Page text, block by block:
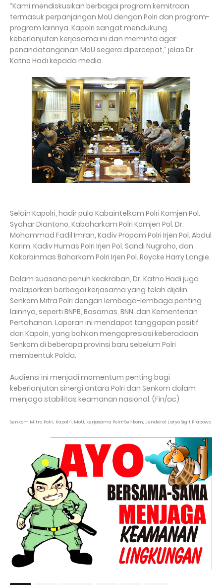
“Kami mendiskusikan berbagai program kemitraan,
termasuk perpanjangan MoU dengan Polri dan program-
program lainnya. Kapolri sangat mendukung
keberlanjutan kerjasama ini dan meminta agar
penandatanganan MoU segera dipercepat,” jelas Dr.
Katno Hadi kepada media.
Selain Kapolri, hadir pula Kabaintelkam Polri Komjen Pol.
Syahar Diantono, Kabaharkam Polri Komjen Pol. Dr.
Mohammad Fadil Imran, Kadiv Propam Polri Irjen Pol. Abdul
Karim, Kadiv Humas Polri Irjen Pol. Sandi Nugroho, dan
Kakorbinmas Baharkam Polri Irjen Pol. Roycke Harry Langie.
Dalam suasana penuh keakraban, Dr. Katno Hadi juga
melaporkan berbagai kerjasama yang telah dijalin
Senkom Mitra Polri dengan lembaga-lembaga penting
lainnya, seperti BNPB, Basarnas, BNN, dan Kementerian
Pertahanan. Laporan ini mendapat tanggapan positif
dari Kapolri, yang bahkan mengapresiasi keberadaan
Senkom di beberapa provinsi baru sebelum Polri
membentuk Polda.
Audiensi ini menjadi momentum penting bagi
keberlanjutan sinergi antara Polri dan Senkom dalam
menjaga stabilitas keamanan nasional. (Fin/ac)
Senkom Mitra Polri, Kapolri, MoU, kerjasama Polri-Senkom, Jenderal Listyo Sigit Prabowo